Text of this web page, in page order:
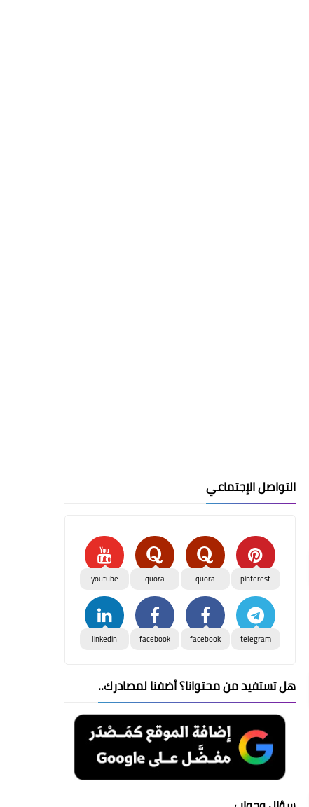
التواصل الإجتماعي
pinterest
quora
quora
youtube
telegram
facebook
facebook
linkedin
هل تستفيد من محتوانا؟ أضفنا لمصادرك..